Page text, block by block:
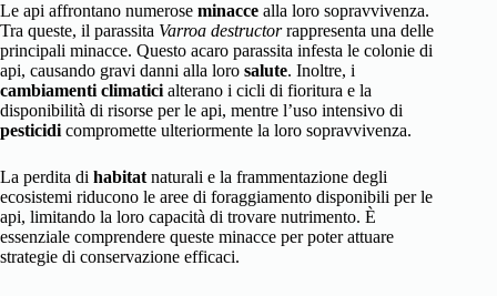
Le api affrontano numerose minacce alla loro sopravvivenza.
Tra queste, il parassita Varroa destructorrappresenta una delle
principali minacce. Questo acaro parassita infesta le colonie di
api, causando gravi danni alla loro salute. Inoltre, i
cambiamenti climatici alterano i cicli di fioritura e la
disponibilità di risorse per le api, mentre l’uso intensivo di
pesticidi compromette ulteriormente la loro sopravvivenza.
La perdita di habitat naturali e la frammentazione degli
ecosistemi riducono le aree di foraggiamento disponibili per le
api, limitando la loro capacità di trovare nutrimento. È
essenziale comprendere queste minacce per poter attuare
strategie di conservazione efficaci.